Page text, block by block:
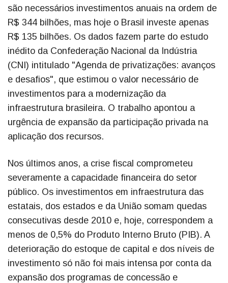
são necessários investimentos anuais na ordem de
R$ 344 bilhões, mas hoje o Brasil investe apenas
R$ 135 bilhões. Os dados fazem parte do estudo
inédito da Confederação Nacional da Indústria
(CNI) intitulado "Agenda de privatizações: avanços
e desafios", que estimou o valor necessário de
investimentos para a modernização da
infraestrutura brasileira. O trabalho apontou a
urgência de expansão da participação privada na
aplicação dos recursos.
Nos últimos anos, a crise fiscal comprometeu
severamente a capacidade financeira do setor
público. Os investimentos em infraestrutura das
estatais, dos estados e da União somam quedas
consecutivas desde 2010 e, hoje, correspondem a
menos de 0,5% do Produto Interno Bruto (PIB). A
deterioração do estoque de capital e dos níveis de
investimento só não foi mais intensa por conta da
expansão dos programas de concessão e